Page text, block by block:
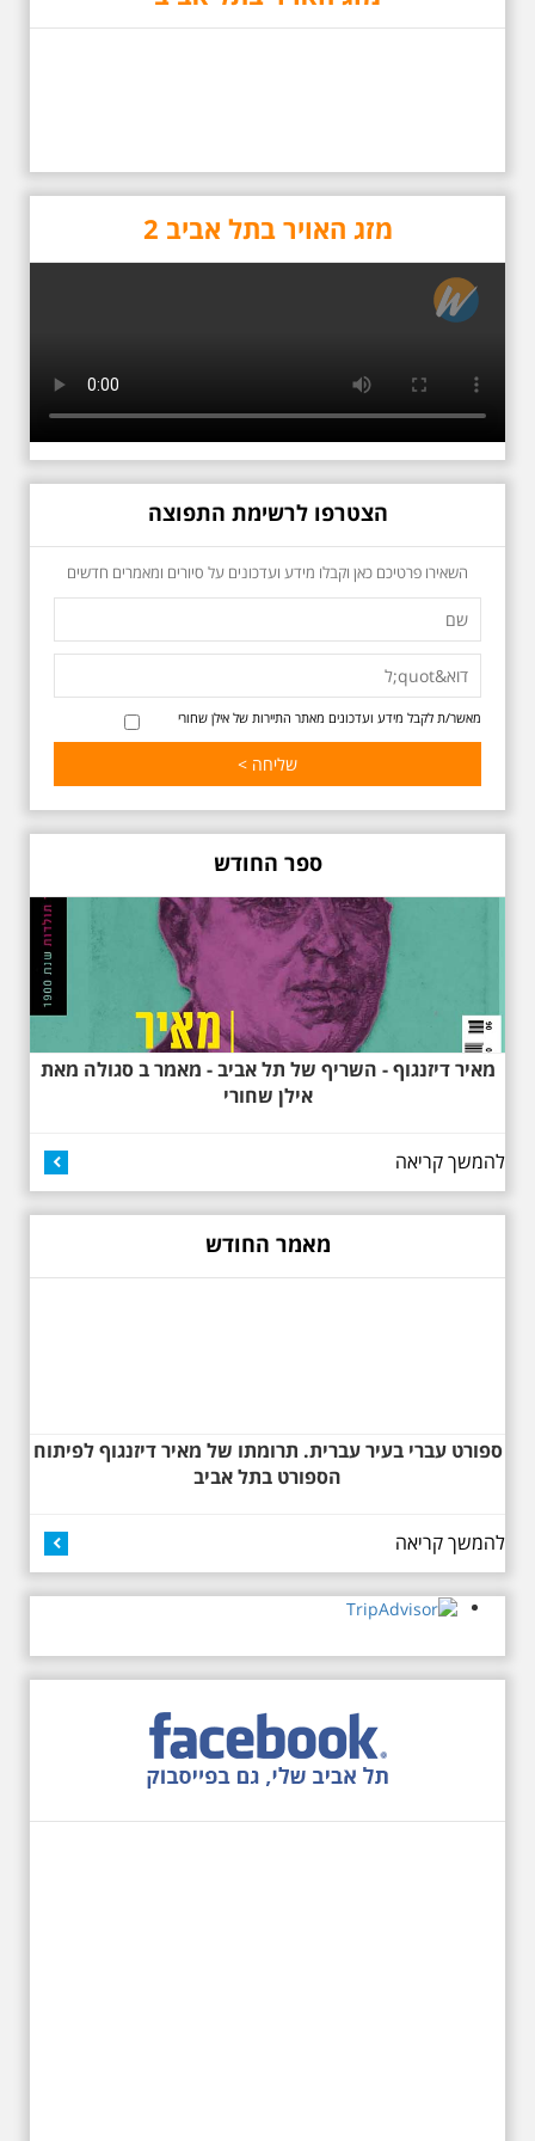
איינשטיין בתל-אביב. החל ממקום
ילדותו, דרך המקומות שהזכיר בשיריו.
בשעה 16:00
סיור מיוחד ומרגש ברחובות ביאליק
החלטתו של חיים נחמן ביאליק
להתיישב בתל אביב והמהלכים
בדגש התרבותיות התל אביבית של
שנות העשרים והשלושים. הבנייה
האקלקטית והסגנון הבינלאומי שאפיין
את רחובות ביאליק ואידלסון כשכל
החברה הגבוהה התל אביבית
והארצישראלית ביקשה לגור בסמיכות
למשורר הלאומי. נדבר על המבנים,
בית ביאליק, בית ראובן, מלון סקורה,
בית קרוסל, קפה נגה המשפחות
באוהאוס בלילה
25.6.2025 ליל חמישי
בשעה 19:30 –לכבוד
"הלילה לבן" - "באוהאוס
בלילה" -בעקבות
האדריכלים הגדולים של
תל אביב וההתפתחות של
הסגנון הבינלאומי בתל
אביב ב , לסיור מיוחד מרשים, סיור
לסגנון הבינלאומי בתל אביב. סיפור
מעונות עובדים, גינת רות, כיכר
דזיזנגוף וגם על חייה של ג'ניה
אוורבוך, מלכת העיר הלבנה ומי
שזכתה בפרס ראשון ב 1934 לתכנון
10:00 בבוקר. שכונת אבו
כביר - הנסתר והגלוי וגם
ביקור מיוחד בכנסיה
הרוסית
המיוחד הזה של אילן שחורי לבקר
בכנסייה הרוסית אורתודוכסית
מטה ה ק.ג.ב. מה אתם יודעים על
שכונת אבו כביר הדרומית בתל אביב.
שכונת שהוקמה במחצית הראשונה
של המאה ה-19 והפכה בתקופת
נכבשה ב"מבצע חמץ" והפכה
מזג האויר בתל אביב 2
הצטרפו לרשימת התפוצה
השאירו פרטיכם כאן וקבלו מידע ועדכונים על סיורים ומאמרים חדשים
מאשר/ת לקבל מידע ועדכונים מאתר התיירות של אילן שחורי
ספר החודש
מאיר דיזנגוף - השריף של תל אביב - מאמר ב סגולה מאת
אילן שחורי
להמשך קריאה
מאמר החודש
ספורט עברי בעיר עברית. תרומתו של מאיר דיזנגוף לפיתוח
הספורט בתל אביב
להמשך קריאה